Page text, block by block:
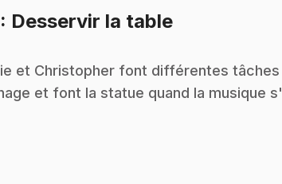
: Desservir la table.
et Christopher font différentes tâches
et font la statue quand la musique